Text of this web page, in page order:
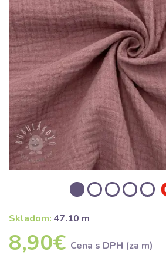
Skladom: 47.10 m
8,90€ Cena s DPH (za m)